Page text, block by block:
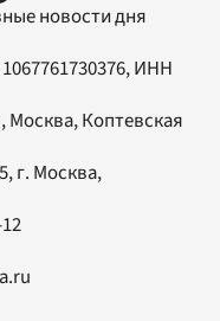
новости дня
ИНН
Москва, Коптевская
, г. Москва,